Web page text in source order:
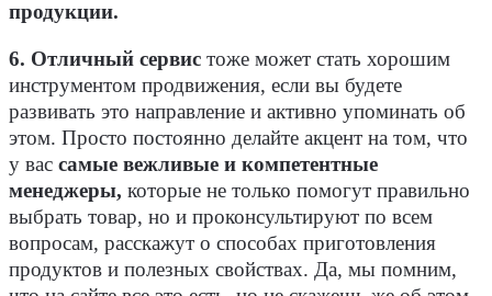
продукции.
6. Отличный сервис тоже может стать хорошим
инструментом продвижения, если вы будете
развивать это направление и активно упоминать об
этом. Просто постоянно делайте акцент на том, что
у вас самые вежливые и компетентные
менеджеры, которые не только помогут правильно
выбрать товар, но и проконсультируют по всем
вопросам, расскажут о способах приготовления
продуктов и полезных свойствах. Да, мы помним,